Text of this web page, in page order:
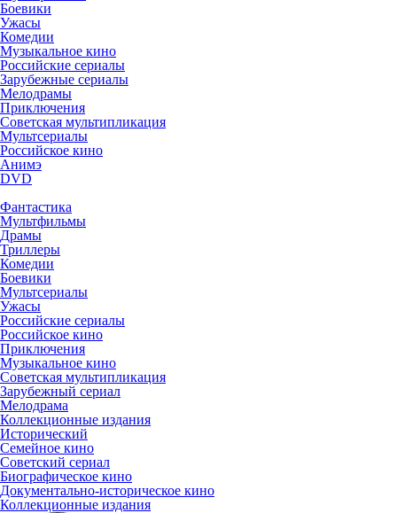
Боевики
Ужасы
Комедии
Музыкальное кино
Российские сериалы
Зарубежные сериалы
Мелодрамы
Приключения
Советская мультипликация
Мультсериалы
Российское кино
Анимэ
DVD
Фантастика
Мультфильмы
Драмы
Триллеры
Комедии
Боевики
Мультсериалы
Ужасы
Российские сериалы
Российское кино
Приключения
Музыкальное кино
Советская мультипликация
Зарубежный сериал
Мелодрама
Коллекционные издания
Исторический
Семейное кино
Советский сериал
Биографическое кино
Документально-историческое кино
Коллекционные издания